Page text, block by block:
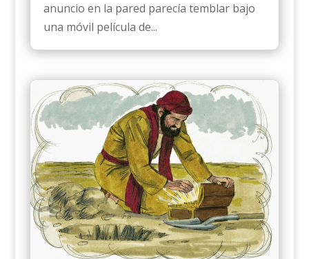
anuncio en la pared parecía temblar bajo
una móvil película de...